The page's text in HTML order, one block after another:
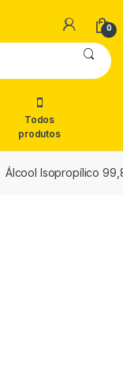
0
Todos
produtos
Álcool Isopropílico